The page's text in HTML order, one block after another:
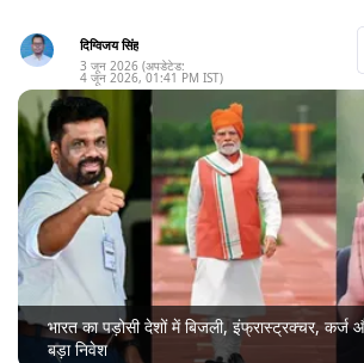
दिग्विजय सिंह
3 जून 2026 (अपडेटेड:
4 जून 2026, 01:41 PM IST)
भारत का पड़ोसी देशों में बिजली, इंफ्रास्ट्रक्चर, कर्ज
बड़ा निवेश